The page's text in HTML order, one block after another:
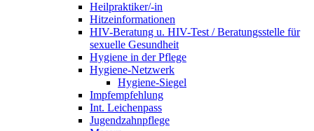
Heilpraktiker/-in
Hitzeinformationen
HIV-Beratung u. HIV-Test / Beratungsstelle für
sexuelle Gesundheit
Hygiene in der Pflege
Hygiene-Netzwerk
Hygiene-Siegel
Impfempfehlung
Int. Leichenpass
Jugendzahnpflege